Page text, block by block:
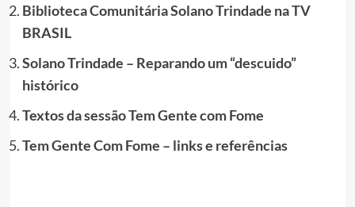
Biblioteca Comunitária Solano Trindade na TV
BRASIL
Solano Trindade – Reparando um “descuido”
histórico
Textos da sessão Tem Gente com Fome
Tem Gente Com Fome – links e referências